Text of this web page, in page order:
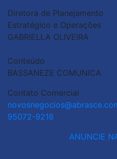
Diretora de Planejamento
Estratégico e Operações
GABRIELLA OLIVEIRA
Conteúdo
BASSANEZE COMUNICA
Contato Comercial
95072-9216
ANUNCIE